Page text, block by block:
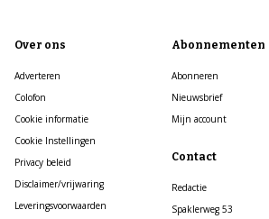
Over ons
Adverteren
Colofon
Cookie informatie
Cookie Instellingen
Privacy beleid
Disclaimer/vrijwaring
Leveringsvoorwaarden
Abonnementen
Abonneren
Nieuwsbrief
Mijn account
Contact
Redactie
Spaklerweg 53